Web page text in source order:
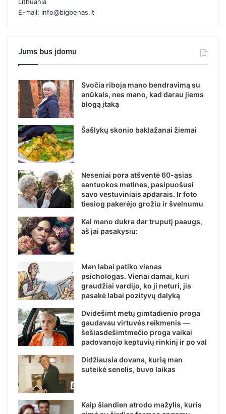
E-mail: info@bigbenas.lt
Jums bus įdomu
Svočia riboja mano bendravimą su
anūkais, nes mano, kad darau jiems
blogą įtaką
Šašlykų skonio baklažanai žiemai
Neseniai pora atšventė 60-ąsias
santuokos metines, pasipuošusi
savo vestuviniais apdarais. Ir foto
tiesiog pakerėjo grožiu ir švelnumu
Kai mano dukra dar truputį paaugs,
aš jai pasakysiu:
Man labai patiko vienas
psichologas. Vienai damai, kuri
graudžiai vardijo, ko ji neturi, jis
pasakė labai pozityvų dalyką
Dvidešimt metų gimtadienio proga
gaudavau virtuvės reikmenis —
šešiasdešimtmečio proga vaikai
padovanojo keptuvių rinkinį ir po val
Didžiausia dovana, kurią man
suteikė senelis, buvo laikas
Kaip šiandien atrodo mažylis, kuris